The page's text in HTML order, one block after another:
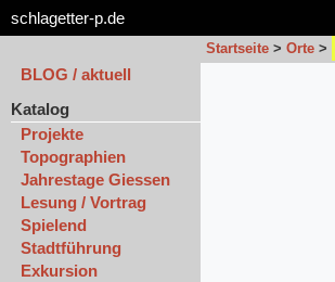
schlagetter-p.de
Startseite > Orte >
BLOG / aktuell
Katalog
Projekte
Topographien
Jahrestage Giessen
Lesung / Vortrag
Spielend
Stadtführung
Exkursion